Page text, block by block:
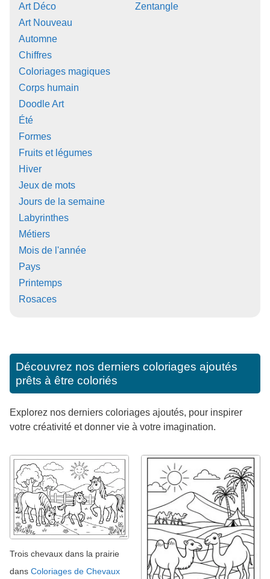
Art Déco
Art Nouveau
Automne
Chiffres
Coloriages magiques
Corps humain
Doodle Art
Été
Formes
Fruits et légumes
Hiver
Jeux de mots
Jours de la semaine
Labyrinthes
Métiers
Mois de l'année
Pays
Printemps
Rosaces
Zentangle
Découvrez nos derniers coloriages ajoutés
prêts à être coloriés
Explorez nos derniers coloriages ajoutés, pour inspirer
votre créativité et donner vie à votre imagination.
Trois chevaux dans la prairie
dans Coloriages de Chevaux